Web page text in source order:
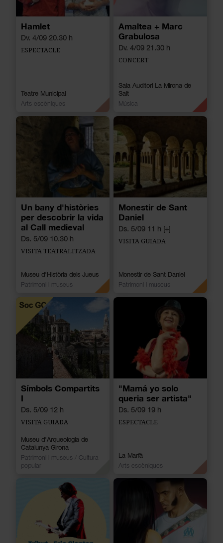
Hamlet
Dv. 4/09 20.30 h
ESPECTACLE
Teatre Municipal
Arts escèniques
Amaltea + Marc
Grabulosa
Dv. 4/09 21.30 h
CONCERT
Sala Auditori La Mirona de
Salt
Música
Un bany d'històries
per descobrir la vida
al Call medieval
Ds. 5/09 10.30 h
VISITA TEATRALITZADA
Museu d'Història dels Jueus
Patrimoni i museus
Monestir de Sant
Daniel
Ds. 5/09 11 h [+]
VISITA GUIADA
Monestir de Sant Daniel
Patrimoni i museus
Símbols Compartits
I
Ds. 5/09 12 h
VISITA GUIADA
Museu d'Arqueologia de
Catalunya Girona
Patrimoni i museus
Cultura
popular
"Mamá yo solo
queria ser artista"
Ds. 5/09 19 h
ESPECTACLE
La Marfà
Arts escèniques